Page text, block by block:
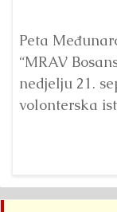
Peta
“MRAV
nedjelju 21.
volonterska